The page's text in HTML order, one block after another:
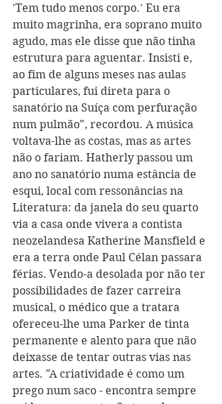
'Tem tudo menos corpo.' Eu era
muito magrinha, era soprano muito
agudo, mas ele disse que não tinha
estrutura para aguentar. Insisti e,
ao fim de alguns meses nas aulas
particulares, fui direta para o
sanatório na Suíça com perfuração
num pulmão", recordou. A música
voltava-lhe as costas, mas as artes
não o fariam. Hatherly passou um
ano no sanatório numa estância de
esqui, local com ressonâncias na
Literatura: da janela do seu quarto
via a casa onde vivera a contista
neozelandesa Katherine Mansfield e
era a terra onde Paul Célan passara
férias. Vendo-a desolada por não ter
possibilidades de fazer carreira
musical, o médico que a tratara
ofereceu-lhe uma Parker de tinta
permanente e alento para que não
deixasse de tentar outras vias nas
artes. "A criatividade é como um
prego num saco - encontra sempre